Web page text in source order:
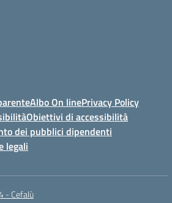
Albo On linePrivacy Policy
Obiettivi di accessibilità
dei pubblici dipendenti
legali
- Cefalù